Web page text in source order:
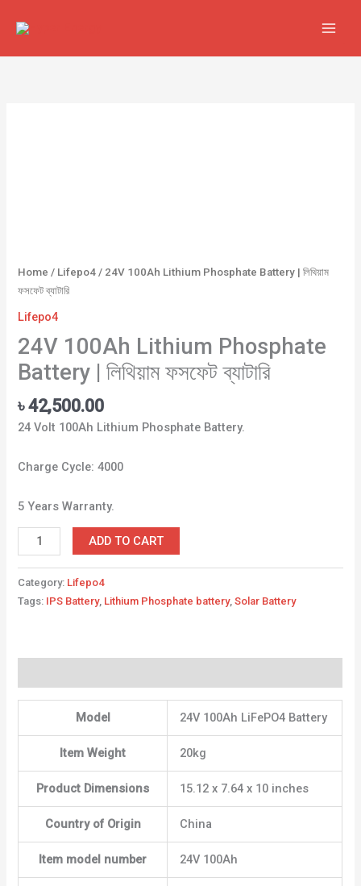
Home / Lifepo4 / 24V 100Ah Lithium Phosphate Battery | লিথিয়াম
ফসফেট ব্যাটারি
Lifepo4
24V 100Ah Lithium Phosphate
Battery | লিথিয়াম ফসফেট ব্যাটারি
৳42,500.00
24 Volt 100Ah Lithium Phosphate Battery.
Charge Cycle: 4000
5 Years Warranty.
ব্যাটারি
quantity
ADD TO CART
Category: Lifepo4
Tags: IPS Battery, Lithium Phosphate battery,Solar Battery
Model ‎24V 100Ah LiFePO4 Battery
Item Weight ‎20kg
Product Dimensions ‎15.12 x 7.64 x 10 inches
Country of Origin ‎China
Item model number ‎24V 100Ah